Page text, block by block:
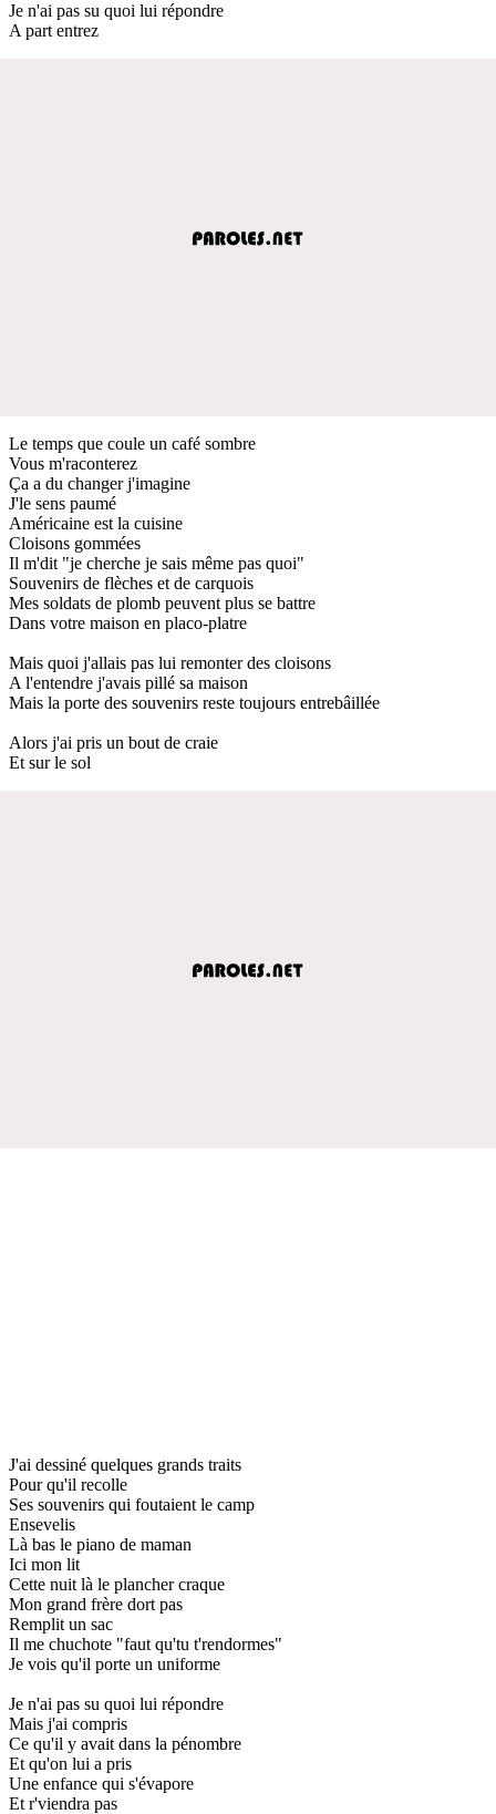
Je n'ai pas su quoi lui répondre
A part entrez
Le temps que coule un café sombre
Vous m'raconterez
Ça a du changer j'imagine
J'le sens paumé
Américaine est la cuisine
Cloisons gommées
Il m'dit "je cherche je sais même pas quoi"
Souvenirs de flèches et de carquois
Mes soldats de plomb peuvent plus se battre
Dans votre maison en placo-platre
Mais quoi j'allais pas lui remonter des cloisons
A l'entendre j'avais pillé sa maison
Mais la porte des souvenirs reste toujours entrebâillée
Alors j'ai pris un bout de craie
Et sur le sol
J'ai dessiné quelques grands traits
Pour qu'il recolle
Ses souvenirs qui foutaient le camp
Ensevelis
Là bas le piano de maman
Ici mon lit
Cette nuit là le plancher craque
Mon grand frère dort pas
Remplit un sac
Il me chuchote "faut qu'tu t'rendormes"
Je vois qu'il porte un uniforme
Je n'ai pas su quoi lui répondre
Mais j'ai compris
Ce qu'il y avait dans la pénombre
Et qu'on lui a pris
Une enfance qui s'évapore
Et r'viendra pas